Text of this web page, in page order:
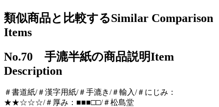
類似商品と比較するSimilar Comparison
Items
No.70 手漉半紙の商品説明Item
Description
＃書道紙/＃漢字用紙/＃手漉き/＃輸入/＃にじみ：
★★☆☆☆/＃厚み：■■■□□/＃松島堂